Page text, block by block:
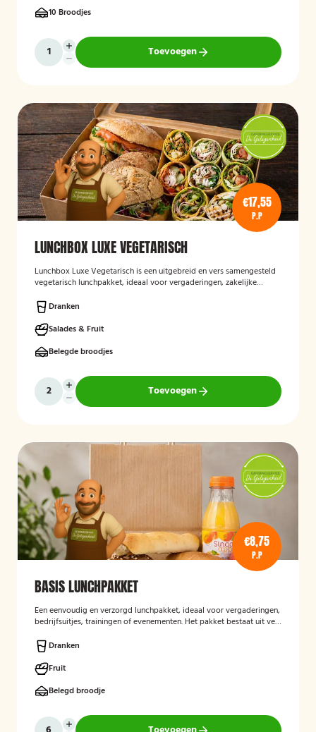
10 Broodjes
Toevoegen
€17,55
P.P
LUNCHBOX LUXE VEGETARISCH
Lunchbox Luxe Vegetarisch is een uitgebreid en vers samengesteld
vegetarisch lunchpakket, ideaal voor vergaderingen, zakelijke
selectie van luxe broodjes, wraps en andere vegetarische
lekkernijen, zorgvuldig bereid met verse ingrediënten en
aantrekkelijk gepresenteerd. Ook kan rekening worden gehouden
met specifieke dieetwensen en allergieën.
Dranken
Salades & Fruit
Belegde broodjes
Toevoegen
€8,75
P.P
BASIS LUNCHPAKKET
Een eenvoudig en verzorgd lunchpakket, ideaal voor vergaderingen,
bedrijfsuitjes, trainingen of evenementen. Het pakket bestaat uit vers
lunch voor onderweg of op locatie.
Dranken
Fruit
Belegd broodje